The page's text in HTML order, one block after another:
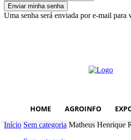
Uma senha será enviada por e-mail para
HOME AGROINFO
Início Sem categoria Matheus Henrique